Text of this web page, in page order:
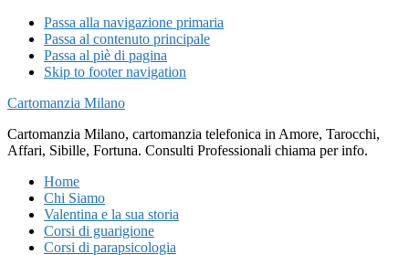
Passa alla navigazione primaria
Passa al contenuto principale
Passa al piè di pagina
Skip to footer navigation
Cartomanzia Milano
Cartomanzia Milano, cartomanzia telefonica in Amore, Tarocchi,
Affari, Sibille, Fortuna. Consulti Professionali chiama per info.
Home
Chi Siamo
Valentina e la sua storia
Corsi di guarigione
Corsi di parapsicologia